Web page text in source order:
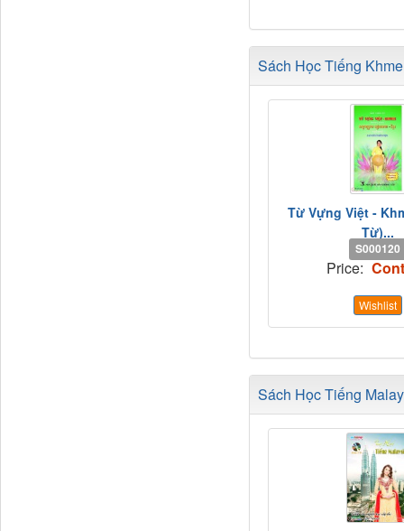
Sách Học Tiếng
Từ Vựng Việt -
Từ)...
S000120
Price:
Wishlist
Sách Học Tiếng